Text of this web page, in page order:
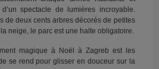
spectacle de lumières incroyable.
de deux cents arbres décorés de petites
neige, le parc est une halte obligatoire.
magique à Noël à Zagreb est les
se rend pour glisser en douceur sur la